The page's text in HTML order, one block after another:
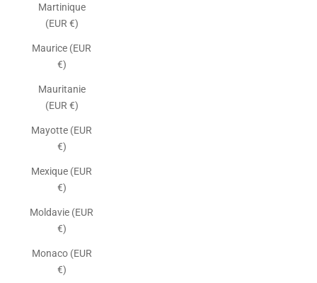
Martinique
(EUR €)
Maurice (EUR
€)
Mauritanie
(EUR €)
Mayotte (EUR
€)
Mexique (EUR
€)
Moldavie (EUR
€)
Monaco (EUR
€)